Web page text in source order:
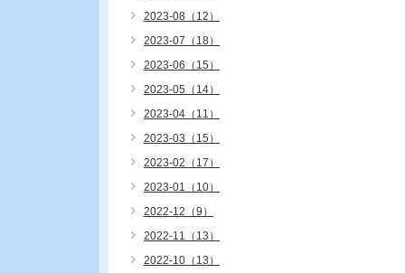
2023-08（12）
2023-07（18）
2023-06（15）
2023-05（14）
2023-04（11）
2023-03（15）
2023-02（17）
2023-01（10）
2022-12（9）
2022-11（13）
2022-10（13）